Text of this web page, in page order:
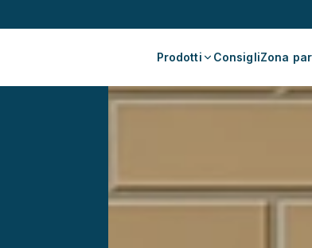
Prodotti ConsigliZona